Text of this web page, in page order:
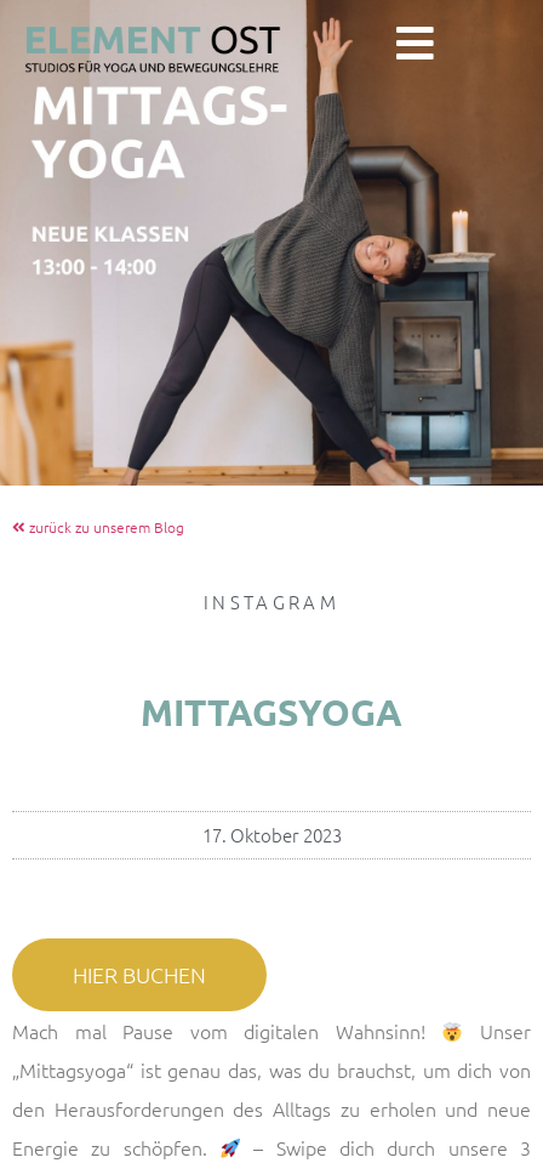
zurück zu unserem Blog
INSTAGRAM
MITTAGSYOGA
17. Oktober 2023
HIER BUCHEN
Mach mal Pause vom digitalen Wahnsinn!
Unser
„Mittagsyoga“ ist genau das, was du brauchst, um dich von
den Herausforderungen des Alltags zu erholen und neue
Energie zu schöpfen.
– Swipe dich durch unsere 3